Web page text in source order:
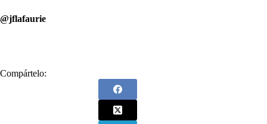
@jflafaurie
Compártelo: